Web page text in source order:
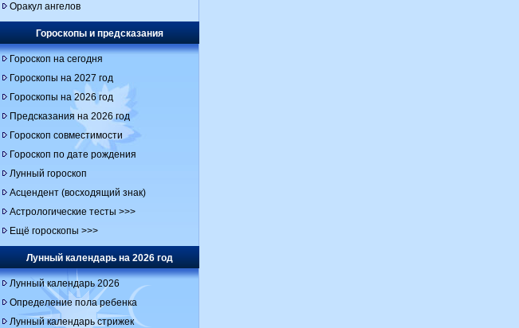
Оракул ангелов
Гороскопы и предсказания
Гороскоп на сегодня
Гороскопы на 2027 год
Гороскопы на 2026 год
Предсказания на 2026 год
Гороскоп совместимости
Гороскоп по дате рождения
Лунный гороскоп
Асцендент (восходящий знак)
Астрологические тесты >>>
Ещё гороскопы >>>
Лунный календарь на 2026 год
Лунный календарь 2026
Определение пола ребенка
Лунный календарь стрижек